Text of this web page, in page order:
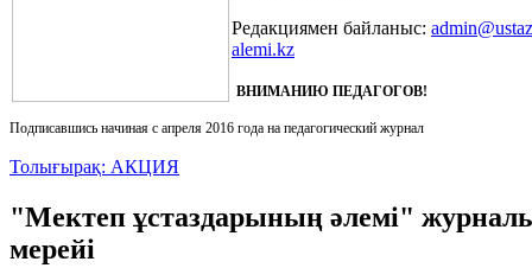
Редакциямен байланыс:
alemi.kz
ВНИМАНИЮ ПЕДАГОГОВ!
Подписавшись начиная с апреля 2016 года на педагогический журнал
Толығырақ: АКЦИЯ
"Мектеп ұстаздарының әлемі"
мерейі